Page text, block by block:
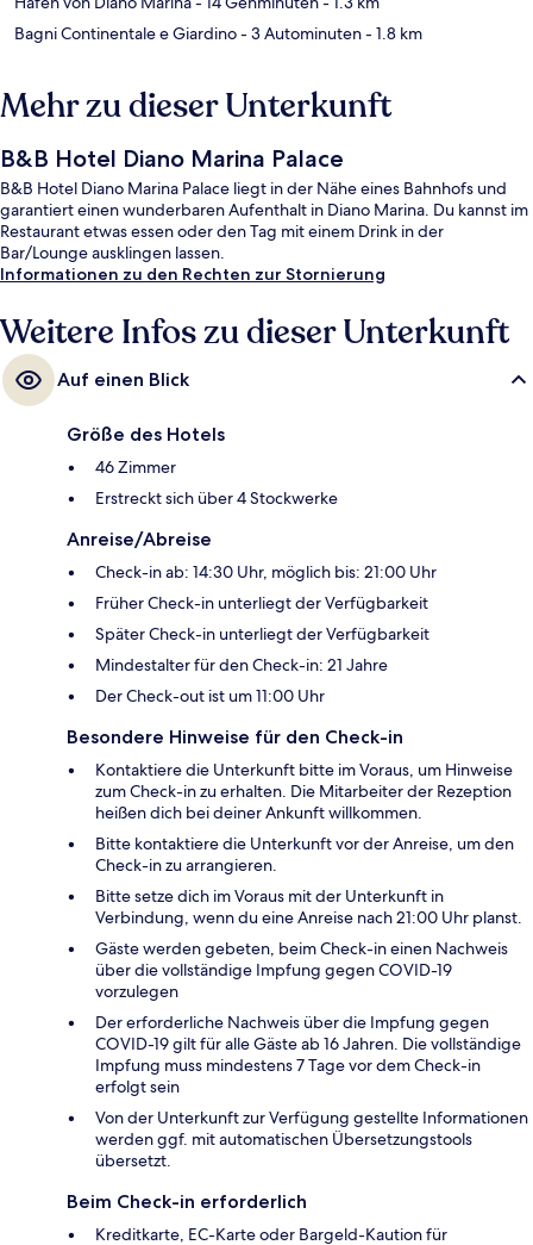
Bagni Continentale e Giardino- 3 Autominuten- 1.8 km
Mehr zu dieser Unterkunft
B&B Hotel Diano Marina Palace
B&B Hotel Diano Marina Palace liegt in der Nähe eines Bahnhofs und
garantiert einen wunderbaren Aufenthalt in Diano Marina. Du kannst im
Restaurant etwas essen oder den Tag mit einem Drink in der
Bar/Lounge ausklingen lassen.
Informationen zu den Rechten zur Stornierung
Weitere Infos zu dieser Unterkunft
Auf einen Blick
Größe des Hotels
46 Zimmer
Erstreckt sich über 4 Stockwerke
Anreise/Abreise
Check-in ab: 14:30 Uhr, möglich bis: 21:00 Uhr
Früher Check-in unterliegt der Verfügbarkeit
Später Check-in unterliegt der Verfügbarkeit
Mindestalter für den Check-in: 21 Jahre
Der Check-out ist um 11:00 Uhr
Besondere Hinweise für den Check-in
Kontaktiere die Unterkunft bitte im Voraus, um Hinweise
zum Check-in zu erhalten. Die Mitarbeiter der Rezeption
heißen dich bei deiner Ankunft willkommen.
Bitte kontaktiere die Unterkunft vor der Anreise, um den
Check-in zu arrangieren.
Bitte setze dich im Voraus mit der Unterkunft in
Verbindung, wenn du eine Anreise nach 21:00 Uhr planst.
Gäste werden gebeten, beim Check-in einen Nachweis
über die vollständige Impfung gegen COVID-19
vorzulegen
Der erforderliche Nachweis über die Impfung gegen
COVID-19 gilt für alle Gäste ab 16 Jahren. Die vollständige
Impfung muss mindestens 7 Tage vor dem Check-in
erfolgt sein
Von der Unterkunft zur Verfügung gestellte Informationen
werden ggf. mit automatischen Übersetzungstools
übersetzt.
Beim Check-in erforderlich
Kreditkarte, EC-Karte oder Bargeld-Kaution für